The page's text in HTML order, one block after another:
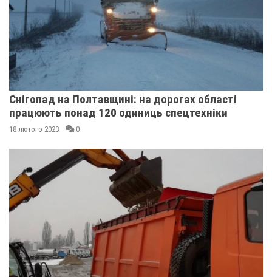
Снігопад на Полтавщині: на дорогах області
працюють понад 120 одиниць спецтехніки
18 лютого 2023 0